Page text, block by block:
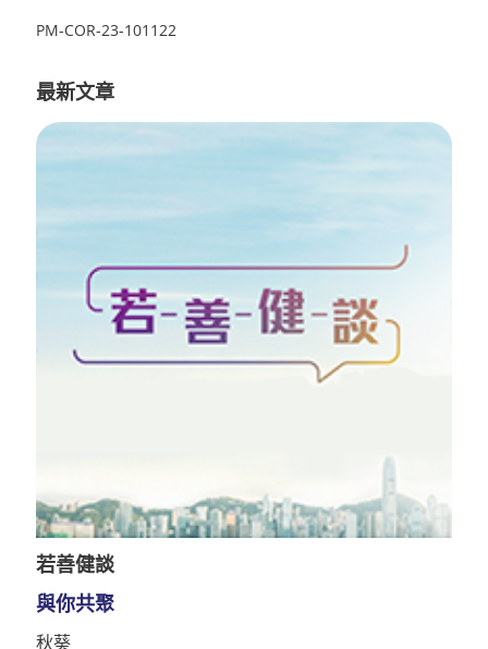
PM-COR-23-101122
最新文章
若善健談
與你共聚
秋葵